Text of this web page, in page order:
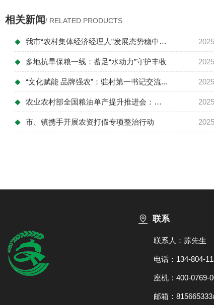
相关新闻/ RELATED PRODUCTS
◆ 我市“农村集体经济经理人”发展态势稳中有...
◆ 多地抗旱保粮一线：蓄足“水动力”守护丰收
◆ “文化赋能 品牌强农”：驻村第一书记交流...
◆ 农业农村部全国粮油单产提升推进会：抓关键...
◆ 市、镇携手开展农资打假专项整治行动
联系
联系人：苏先生
电话：134-804-
座机：400-0769-
邮箱：